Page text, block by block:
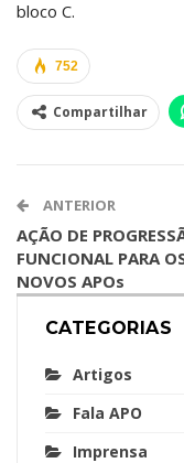
bloco C.
752
Compartilhar
ANTERIOR
AÇÃO DE
FUNCIONAL PARA
NOVOS APOs
CATEGORIAS
Artigos
Fala APO
Imprensa